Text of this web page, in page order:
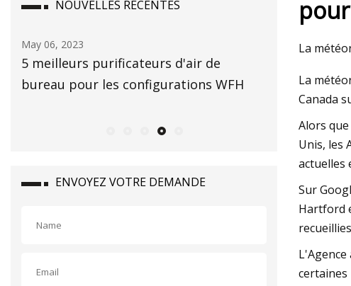
NOUVELLES RÉCENTES
Mar 17, 2023
Comment l'IQA est-il calculé ? Voici
comment surveiller la qualité de l'air
Apr 28, 2023
? Co
ENVOYEZ VOTRE DEMANDE
La
La
Canada
Alors
Unis, les
actuelles
Sur
Hartford
certaines